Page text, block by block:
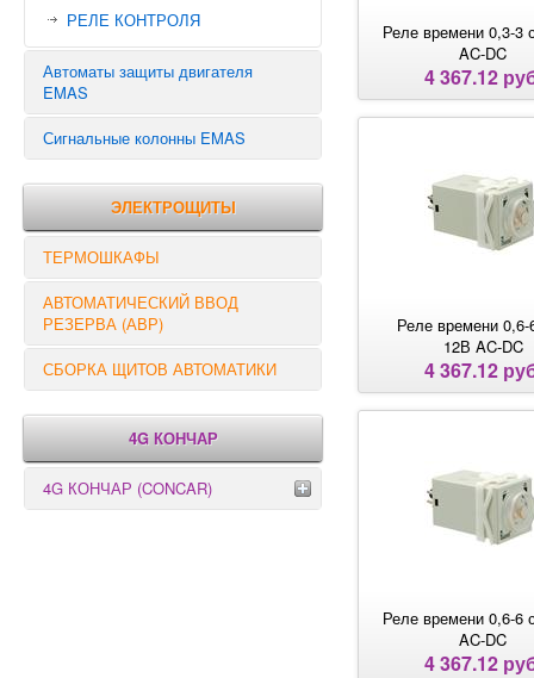
РЕЛЕ КОНТРОЛЯ
Автоматы защиты двигателя
EMAS
Сигнальные колонны EMAS
ЭЛЕКТРОЩИТЫ
ТЕРМОШКАФЫ
АВТОМАТИЧЕСКИЙ ВВОД
РЕЗЕРВА (АВР)
СБОРКА ЩИТОВ АВТОМАТИКИ
4G КОНЧАР
4G КОНЧАР (CONCAR)
Реле времени 0,3-3
AC-DC
4 367.12
Реле времени
12В AC-DC
4 367.12
Реле времени 0,6-6
AC-DC
4 367.12